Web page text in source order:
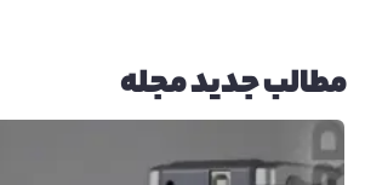
مطالب جدید مجله